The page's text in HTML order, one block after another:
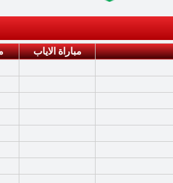
مباراة الاياب